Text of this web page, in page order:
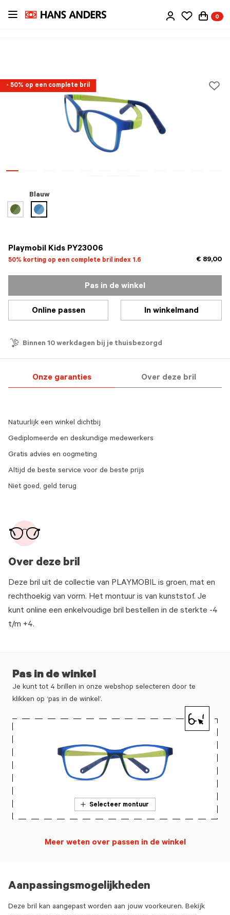
Ga
0
- 50% op een complete bril
Playmobil Kids PY23006
50% korting op een complete bril index 1.6 € 89,00
Blauw
geselecteerd
Pas in de winkel
Online passen In winkelmand
Binnen 10 werkdagen bij je thuisbezorgd
Onze garanties Over deze bril
Over deze bril
Deze bril uit de collectie van PLAYMOBIL is groen, mat en
rechthoekig van vorm. Het montuur is van kunststof. Je
kunt online een enkelvoudige bril bestellen in de sterkte -4
t/m +4.
Natuurlijk een winkel dichtbij
Gediplomeerde en deskundige medewerkers
Gratis advies en oogmeting
Altijd de beste service voor de beste prijs
Niet goed, geld terug
Aanpassingsmogelijkheden
Deze bril kan aangepast worden aan jouw voorkeuren. Bekijk
Pas in de winkel
Je kunt tot 4 brillen in onze webshop selecteren door te
klikken op ‘pas in de winkel’.
Selecteer montuur
Meer weten over passen in de winkel